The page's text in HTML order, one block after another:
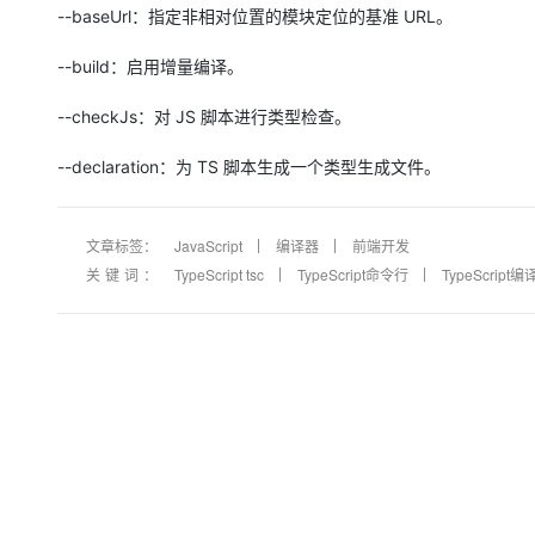
--baseUrl：指定非相对位置的模块定位的基准 URL。
--build：启用增量编译。
--checkJs：对 JS 脚本进行类型检查。
--declaration：为 TS 脚本生成一个类型生成文件。
文章标签： JavaScript 编译器
前端开发
关键词：
TypeScript tsc TypeScript命令行 TypeScript编